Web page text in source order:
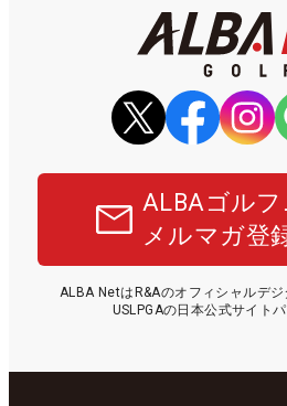
ALBAゴル
メルマガ登
ALBA NetはR&Aのオフィシャルデ
USLPGAの日本公式サイト